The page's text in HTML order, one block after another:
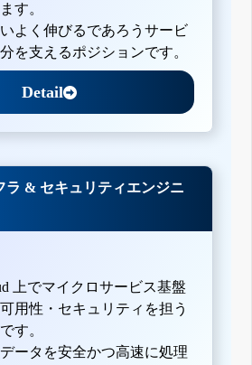
す。
よく伸びるであろうサービ
を支えるポジションです。
Detail
ラ & セキュリティエンジニ
上でマイクロサービス基盤
用性・セキュリティを担う
す。
ータを安全かつ高速に処理